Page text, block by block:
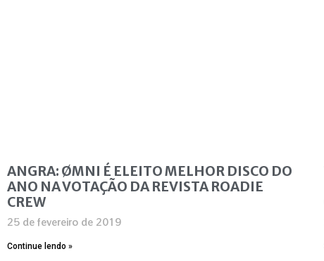
ANGRA: ØMNI É ELEITO MELHOR DISCO DO
ANO NA VOTAÇÃO DA REVISTA ROADIE
CREW
25 de fevereiro de 2019
Continue lendo »